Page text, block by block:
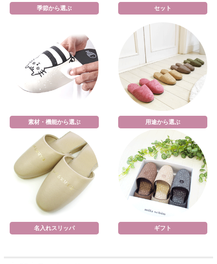
季節から選ぶ セット
素材・機能から選ぶ 用途から選ぶ
名入れスリッパ ギフト